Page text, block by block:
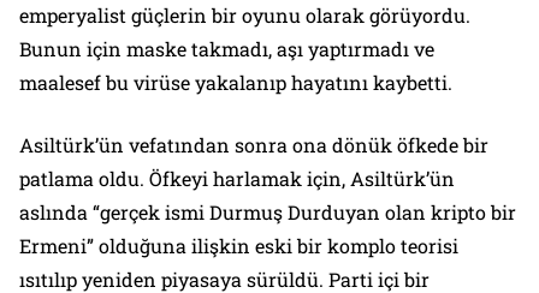
emperyalist güçlerin bir oyunu olarak görüyordu.
Bunun için maske takmadı, aşı yaptırmadı ve
maalesef bu virüse yakalanıp hayatını kaybetti.
Asiltürk’ün vefatından sonra ona dönük öfkede bir
patlama oldu. Öfkeyi harlamak için, Asiltürk’ün
aslında “gerçek ismi Durmuş Durduyan olan kripto bir
Ermeni”olduğuna ilişkin eski bir komplo teorisi
ısıtılıp yeniden piyasaya sürüldü. Parti içi bir